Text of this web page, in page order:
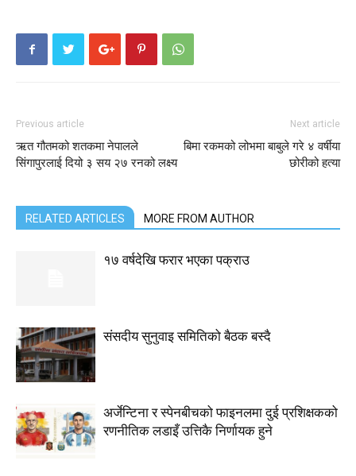
Previous article
ऋत गौतमको शतकमा नेपालले
सिंगापुरलाई दियो ३ सय २७ रनको लक्ष्य
Next article
बिमा रकमको लोभमा बाबुले गरे ४ वर्षीया
छोरीको हत्या
RELATED ARTICLES MORE FROM AUTHOR
१७ वर्षदेखि फरार भएका पक्राउ
संसदीय सुनुवाइ समितिको बैठक बस्दै
अर्जेन्टिना र स्पेनबीचको फाइनलमा दुई प्रशिक्षकको
रणनीतिक लडाइँ उत्तिकै निर्णायक हुने